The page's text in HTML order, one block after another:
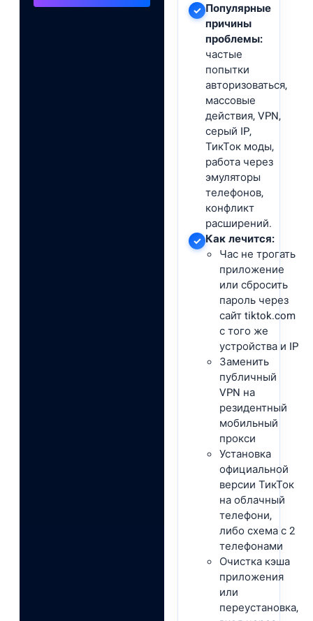
✓ Популярные
причины
проблемы:
частые
попытки
авторизоваться,
массовые
действия, VPN,
серый IP,
ТикТок моды,
работа через
эмуляторы
телефонов,
конфликт
расширений.
✓ Как лечится:
Час не трогать
приложение
или сбросить
пароль через
сайт tiktok.com
с того же
устройства и IP
Заменить
публичный
VPN на
резидентный
мобильный
прокси
Установка
официальной
версии ТикТок
на облачный
телефони,
либо схема с 2
телефонами
Очистка кэша
приложения
или
переустановка,